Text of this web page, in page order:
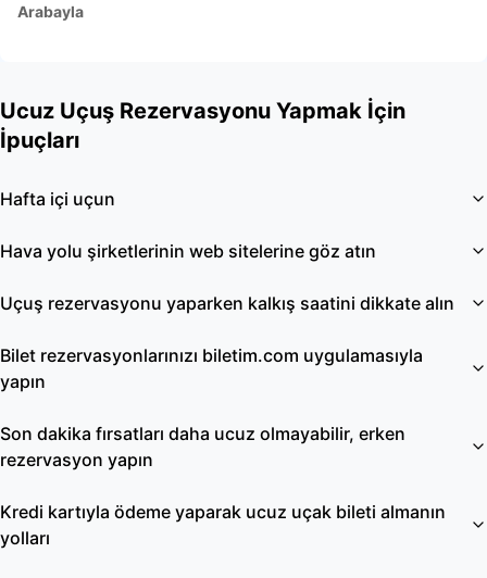
Arabayla
Ucuz Uçuş Rezervasyonu Yapmak İçin
İpuçları
Hafta içi uçun
Hava yolu şirketlerinin web sitelerine göz atın
Uçuş rezervasyonu yaparken kalkış saatini dikkate alın
Bilet rezervasyonlarınızı biletim.com uygulamasıyla
yapın
Son dakika fırsatları daha ucuz olmayabilir, erken
rezervasyon yapın
Kredi kartıyla ödeme yaparak ucuz uçak bileti almanın
yolları